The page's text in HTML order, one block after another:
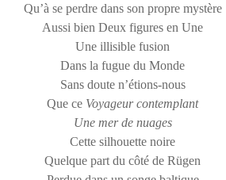
Qu’à se perdre dans son propre mystère
Aussi bien Deux figures en Une
Une illisible fusion
Dans la fugue du Monde
Sans doute n’étions-nous
Que ce Voyageur contemplant
Une mer de nuages
Cette silhouette noire
Quelque part du côté de Rügen